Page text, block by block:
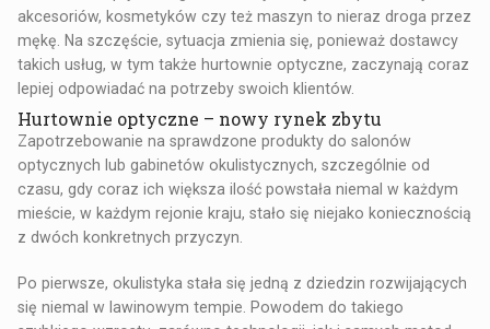
akcesoriów, kosmetyków czy też maszyn to nieraz droga przez
mękę. Na szczęście, sytuacja zmienia się, ponieważ dostawcy
takich usług, w tym także hurtownie optyczne, zaczynają coraz
lepiej odpowiadać na potrzeby swoich klientów.
Hurtownie optyczne – nowy rynek zbytu
Zapotrzebowanie na sprawdzone produkty do salonów
optycznych lub gabinetów okulistycznych, szczególnie od
czasu, gdy coraz ich większa ilość powstała niemal w każdym
mieście, w każdym rejonie kraju, stało się niejako koniecznością
z dwóch konkretnych przyczyn.
Po pierwsze, okulistyka stała się jedną z dziedzin rozwijających
się niemal w lawinowym tempie. Powodem do takiego